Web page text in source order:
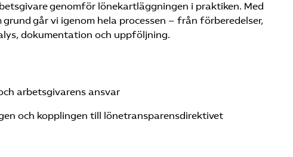
genomför lönekartläggningen i praktiken. Med
går vi igenom hela processen – från förberedelser,
dokumentation och uppföljning.
arbetsgivarens ansvar
och kopplingen till lönetransparensdirektivet